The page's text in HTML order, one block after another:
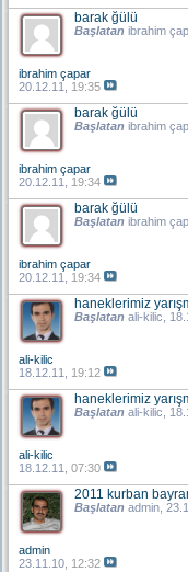
barak ğülü
Başlatan ibrahim
ibrahim çapar
20.12.11,
19:35
barak ğülü
Başlatan ibrahim
ibrahim çapar
20.12.11,
19:34
barak ğülü
Başlatan ibrahim
ibrahim çapar
20.12.11,
19:34
haneklerimiz
Başlatan ali-kilic ,
ali-kilic
18.12.11,
19:12
haneklerimiz
Başlatan ali-kilic ,
ali-kilic
18.12.11, 07:30
2011 kurban
Başlatan admin ,
admin
23.11.10, 12:32